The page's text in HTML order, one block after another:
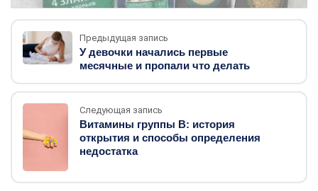
Предыдущая запись
У девочки начались первые
месячные и пропали что делать
Следующая запись
Витамины группы B: история
открытия и способы определения
недостатка